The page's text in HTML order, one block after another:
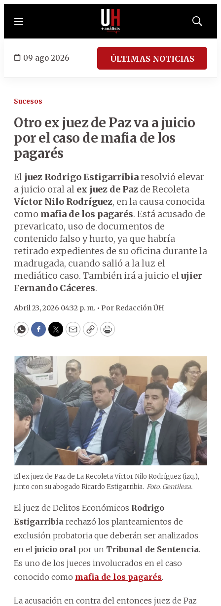
Menú
Mostrar
09 ago 2026 ÚLTIMAS NOTICIAS
Sucesos
Otro ex juez de Paz va a juicio
por el caso de mafia de los
pagarés
El juez Rodrigo Estigarribiaresolvió elevar
a juicio oral al ex juez de Paz de Recoleta
Víctor Nilo Rodríguez, en la causa conocida
como mafia de los pagarés. Está acusado de
prevaricato, uso de documentos de
contenido falso y hurto, ya que habría
retirado expedientes de su oficina durante la
madrugada, cuando salió a la luz el
mediático caso. También irá a juicio elujier
Fernando Cáceres.
Abril 23, 2026 04:32 p. m. • Por Redacción ÚH
WhatsApp
Facebook
Twitter
EmailCopyPrint
El ex juez de Paz de La Recoleta Víctor Nilo Rodríguez (izq.),
junto con su abogado Ricardo Estigarribia. Foto. Gentileza.
El juez de Delitos Económicos Rodrigo
Estigarribia rechazó los planteamientos de
exclusión probatoria que deberán ser analizados
en el juicio oral por un Tribunal de Sentencia.
Es uno de los jueces involucrados en el caso
conocido como mafia de los pagarés.
La acusación en contra del entonces juez de Paz